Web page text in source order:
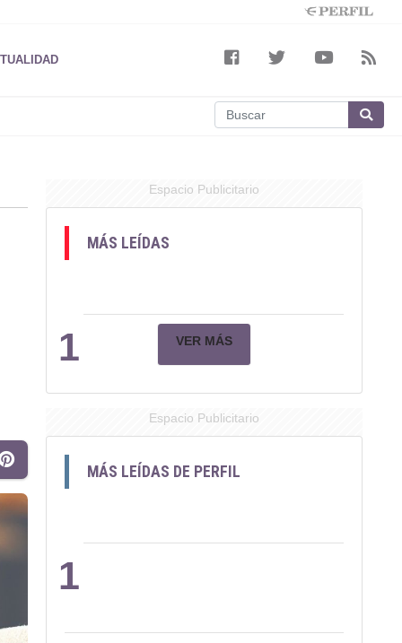
Espacio Publicitario
MÁS LEÍDAS
1 VER MÁS
Espacio Publicitario
MÁS LEÍDAS DE PERFIL
1
2